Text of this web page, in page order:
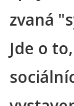
zvaná
Jde o